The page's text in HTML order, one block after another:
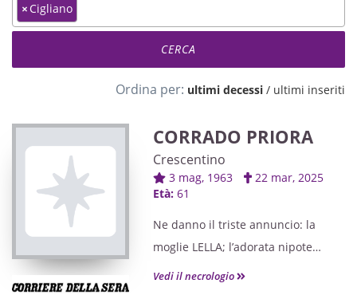
×Cigliano
Ordina per: ultimi decessi / ultimi inseriti
CORRADO PRIORA
Crescentino
3 mag, 1963
22 mar, 2025
Età: 61
Ne danno il triste annuncio: la
moglie LELLA; l’adorata nipote
ELEONORA e la cognata
Vedi il necrologio